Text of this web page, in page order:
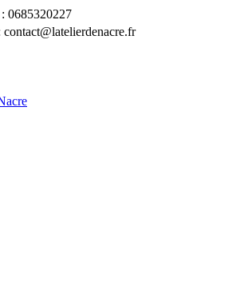
0685320227
contact@latelierdenacre.fr